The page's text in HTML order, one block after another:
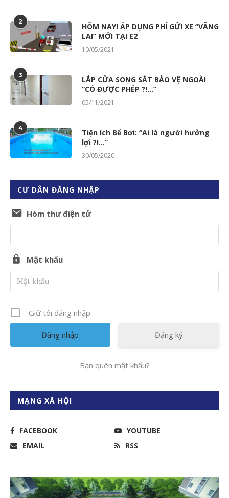
2
HÔM NAY! ÁP DỤNG PHÍ GỬI XE “VÃNG
LAI” MỚI TẠI E2
10/05/2021
3
LẮP CỬA SONG SẮT BẢO VỆ NGOÀI
“CÓ ĐƯỢC PHÉP ?!…”
05/11/2021
4
Tiện ích Bể Bơi: “Ai là người hưởng
lợi ?!…”
30/05/2020
CƯ DÂN ĐĂNG NHẬP
Hòm thư điện tử
Mật khẩu
Giữ tôi đăng nhập
Đăng ký
Bạn quên mật khẩu?
MẠNG XÃ HỘI
FACEBOOK
YOUTUBE
EMAIL
RSS